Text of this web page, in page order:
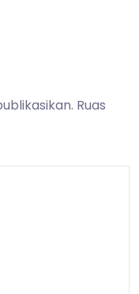
Ruas